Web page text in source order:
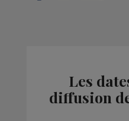
Les
diffusion